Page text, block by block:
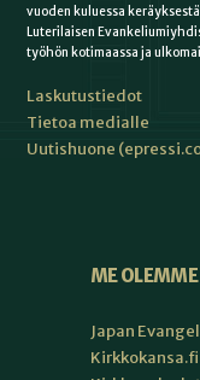
vuoden kuluessa keräyksestä
Luterilaisen
työhön kotimaassa ja
Laskutustiedot
Tietoa medialle
Uutishuone
ME
Japan
Kirkkokansa.fi